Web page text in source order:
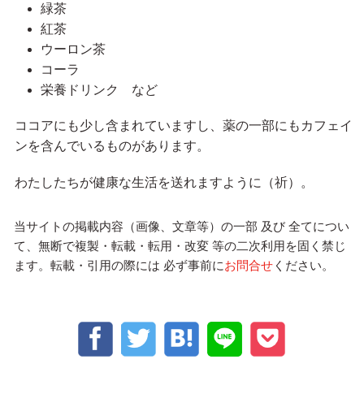
緑茶
紅茶
ウーロン茶
コーラ
栄養ドリンク など
ココアにも少し含まれていますし、薬の一部にもカフェイ
ンを含んでいるものがあります。
わたしたちが健康な生活を送れますように（祈）。
当サイトの掲載内容（画像、文章等）の一部 及び 全てについ
て、無断で複製・転載・転用・改変 等の二次利用を固く禁じ
ます。転載・引用の際には 必ず事前にお問合せ ください。